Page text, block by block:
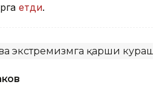
етди.
экстремизмга қарши кураш